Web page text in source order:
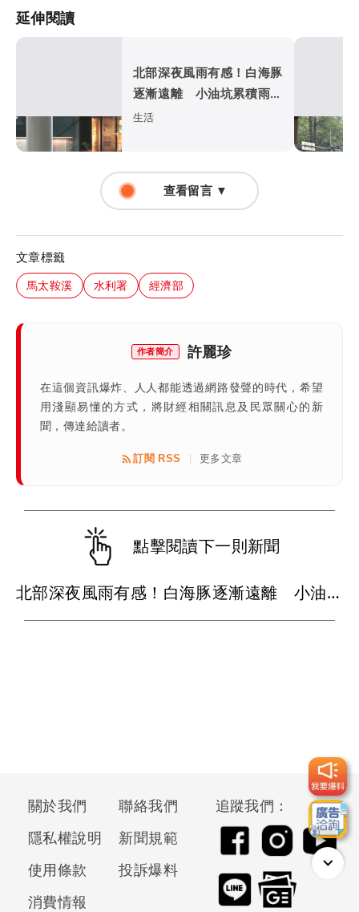
延伸閱讀
北部深夜風雨有感！白海豚
逐漸遠離 小油坑累積雨量
破300毫米
生活
查看留言 ▼
文章標籤
馬太鞍溪 水利署 經濟部
作者簡介 許麗珍
在這個資訊爆炸、人人都能透過網路發聲的時代，希望
用淺顯易懂的方式，將財經相關訊息及民眾關心的新
聞，傳達給讀者。
訂閱 RSS 更多文章
點擊閱讀下一則新聞
北部深夜風雨有感！白海豚逐漸遠離 小油坑累積雨量破300毫米
關於我們
聯絡我們
隱私權說明
新聞規範
使用條款
投訴爆料
消費情報
追蹤我們：